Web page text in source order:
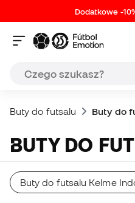
Dodatkowe -
Buty do futsalu Buty do
BUTY DO
Buty do futsalu Kelme